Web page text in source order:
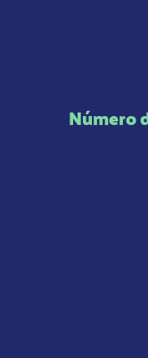
Número